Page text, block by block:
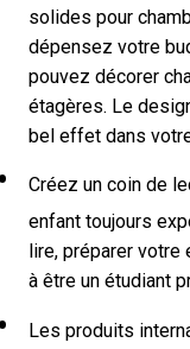
solides pour
dépensez votre
pouvez décorer
étagères. Le
bel effet dans
Créez un coin de
enfant toujours
lire, préparer
à être un étudiant
Les produits